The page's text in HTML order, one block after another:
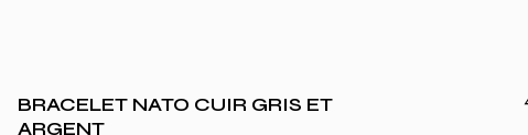
BRACELET NATO CUIR GRIS ET
ARGENT